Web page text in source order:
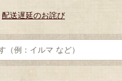
配送遅延のお詫び